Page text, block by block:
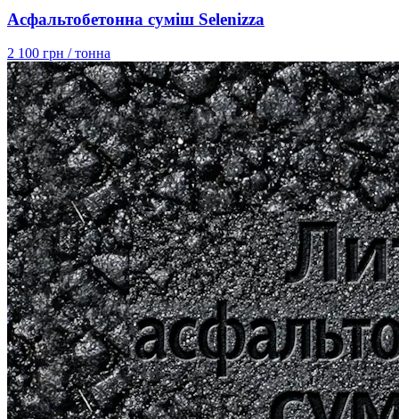
Асфальтобетонна суміш Selenizza
2 100 грн / тонна